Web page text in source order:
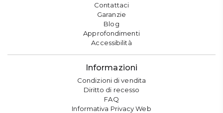
Contattaci
Garanzie
Blog
Approfondimenti
Accessibilità
Informazioni
Condizioni di vendita
Diritto di recesso
FAQ
Informativa Privacy Web